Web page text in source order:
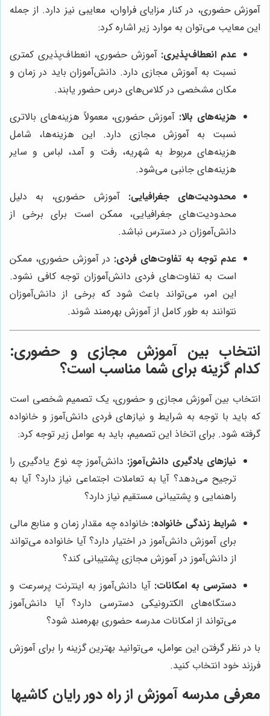
آموزش حضوری، در کنار مزایای فراوان، معایبی نیز دارد. از جمله
این معایب می‌توان به موارد زیر اشاره کرد:
عدم انعطاف‌پذیری: آموزش حضوری، انعطاف‌پذیری کمتری
نسبت به آموزش مجازی دارد. دانش‌آموزان باید در زمان و
مکان مشخصی در کلاس‌های درس حضور یابند.
هزینه‌های بالا: آموزش حضوری، معمولاً هزینه‌های بالاتری
نسبت به آموزش مجازی دارد. این هزینه‌ها، شامل
هزینه‌های مربوط به شهریه، رفت و آمد، لباس و سایر
هزینه‌های جانبی می‌شود.
محدودیت‌های جغرافیایی: آموزش حضوری، به دلیل
محدودیت‌های جغرافیایی، ممکن است برای برخی از
دانش‌آموزان در دسترس نباشد.
عدم توجه به تفاوت‌های فردی: در آموزش حضوری، ممکن
است به تفاوت‌های فردی دانش‌آموزان توجه کافی نشود.
این امر، می‌تواند باعث شود که برخی از دانش‌آموزان
نتوانند به طور کامل از آموزش بهره‌مند شوند.
انتخاب بین آموزش مجازی و حضوری:
کدام گزینه برای شما مناسب است؟
انتخاب بین آموزش مجازی و حضوری، یک تصمیم شخصی است
که باید با توجه به شرایط و نیازهای فردی دانش‌آموز و خانواده
گرفته شود. برای اتخاذ این تصمیم، باید به عوامل زیر توجه کرد:
نیازهای یادگیری دانش‌آموز: دانش‌آموز چه نوع یادگیری را
ترجیح می‌دهد؟ آیا به تعاملات اجتماعی نیاز دارد؟ آیا به
راهنمایی و پشتیبانی مستقیم نیاز دارد؟
شرایط زندگی خانواده: خانواده چه مقدار زمان و منابع مالی
برای آموزش دانش‌آموز در اختیار دارد؟ آیا خانواده می‌تواند
از دانش‌آموز در آموزش مجازی پشتیبانی کند؟
دسترسی به امکانات: آیا دانش‌آموز به اینترنت پرسرعت و
دستگاه‌های الکترونیکی دسترسی دارد؟ آیا دانش‌آموز
می‌تواند از امکانات مدرسه حضوری بهره‌مند شود؟
با در نظر گرفتن این عوامل، می‌توانید بهترین گزینه را برای آموزش
فرزند خود انتخاب کنید.
معرفی مدرسه آموزش از راه دور رایان کاشیها